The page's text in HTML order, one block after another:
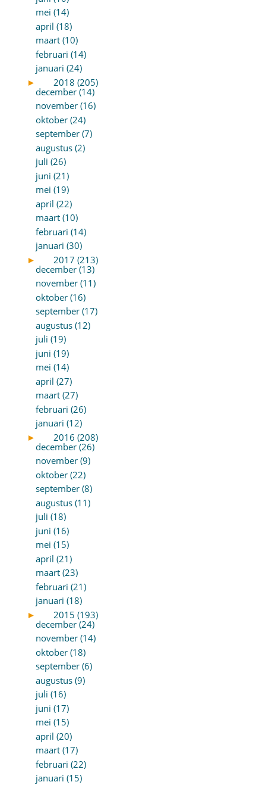
mei (14)
april (18)
maart (10)
februari (14)
januari (24)
►
2018 (205)
december (14)
november (16)
oktober (24)
september (7)
augustus (2)
juli (26)
juni (21)
mei (19)
april (22)
maart (10)
februari (14)
januari (30)
►
2017 (213)
december (13)
november (11)
oktober (16)
september (17)
augustus (12)
juli (19)
juni (19)
mei (14)
april (27)
maart (27)
februari (26)
januari (12)
►
2016 (208)
december (26)
november (9)
oktober (22)
september (8)
augustus (11)
juli (18)
juni (16)
mei (15)
april (21)
maart (23)
februari (21)
januari (18)
►
2015 (193)
december (24)
november (14)
oktober (18)
september (6)
augustus (9)
juli (16)
juni (17)
mei (15)
april (20)
maart (17)
februari (22)
januari (15)